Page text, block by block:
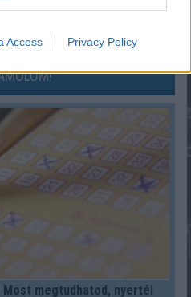
Access Privacy Policy
függő vagyok?
megtudhatod, nyertél